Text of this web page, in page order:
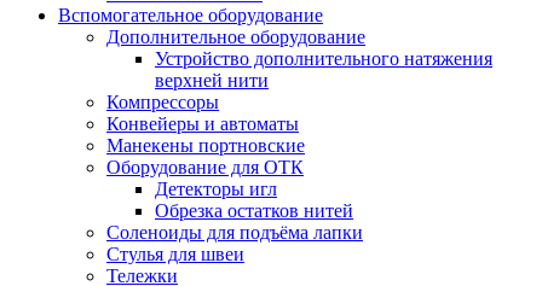
Вспомогательное оборудование
Дополнительное оборудование
Устройство дополнительного натяжения
верхней нити
Компрессоры
Конвейеры и автоматы
Манекены портновские
Оборудование для ОТК
Детекторы игл
Обрезка остатков нитей
Соленоиды для подъёма лапки
Стулья для швеи
Тележки